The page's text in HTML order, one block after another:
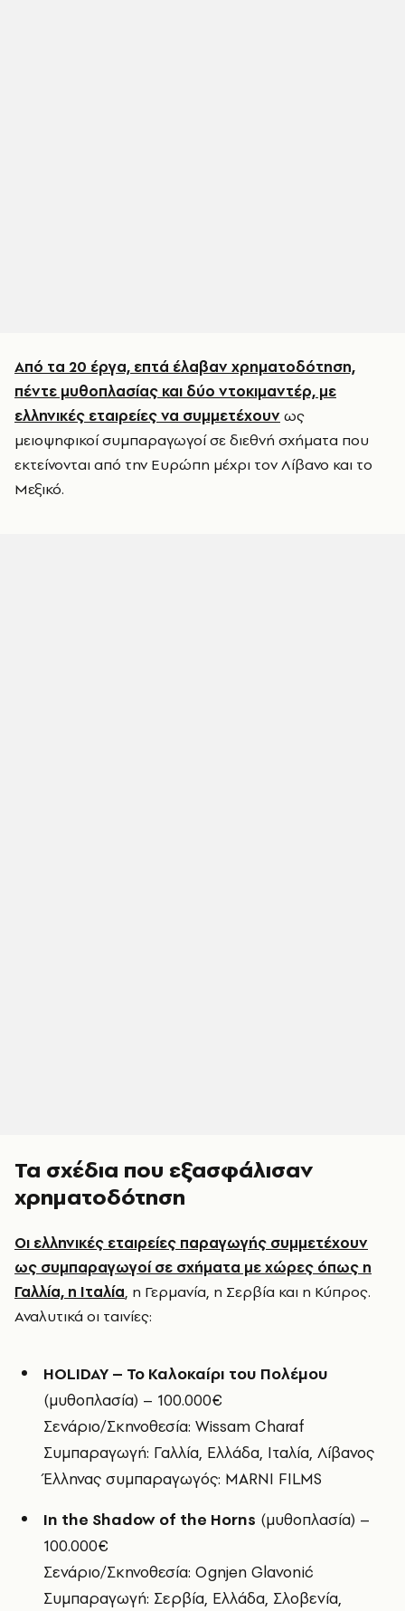
Από τα 20 έργα, επτά έλαβαν χρηματοδότηση,
πέντε μυθοπλασίας και δύο ντοκιμαντέρ, με
ελληνικές εταιρείες να συμμετέχουν ως
μειοψηφικοί συμπαραγωγοί σε διεθνή σχήματα που
εκτείνονται από την Ευρώπη μέχρι τον Λίβανο και το
Μεξικό.
Τα σχέδια που εξασφάλισαν
χρηματοδότηση
Οι ελληνικές εταιρείες παραγωγής συμμετέχουν
ως συμπαραγωγοί σε σχήματα με χώρες όπως η
Γαλλία, η Ιταλία, η Γερμανία, η Σερβία και η Κύπρος.
Αναλυτικά οι ταινίες:
HOLIDAY – Το Καλοκαίρι του Πολέμου
(μυθοπλασία) – 100.000€
Σενάριο/Σκηνοθεσία: Wissam Charaf
Συμπαραγωγή: Γαλλία, Ελλάδα, Ιταλία, Λίβανος
Έλληνας συμπαραγωγός: MARNI FILMS
In the Shadow of the Horns (μυθοπλασία) –
100.000€
Σενάριο/Σκηνοθεσία: Ognjen Glavonić
Συμπαραγωγή: Σερβία, Ελλάδα, Σλοβενία,